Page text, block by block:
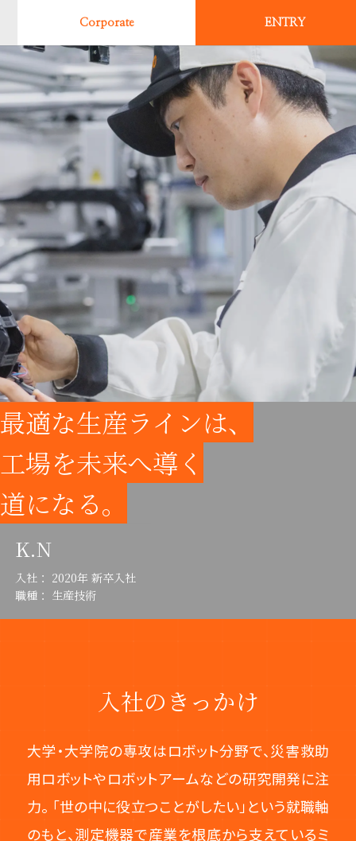
Recruiting Website
Corporate ENTRY
05. T.O 生産技術
06. T.O 生産技術
07. S.G 品質管理
08. S.T 生産管理
09. K.S 購買
10. N.M 技術営業
はたらく場所と街： 中津川工場
はたらく場所と街： 高知工場
はたらく場所と街： 宮崎工場
女性社員座談会
新卒採用情報
キャリア採用情報
最適な生産ラインは、
工場を未来へ導く
道になる。
K.N
入社： 2020年 新卒入社
職種： 生産技術
入社のきっかけ
大学・大学院の専攻はロボット分野で、災害救助
用ロボットやロボットアームなどの研究開発に注
力。 「世の中に役立つことがしたい」という就職軸
のもと、測定機器で産業を根底から支えているミ